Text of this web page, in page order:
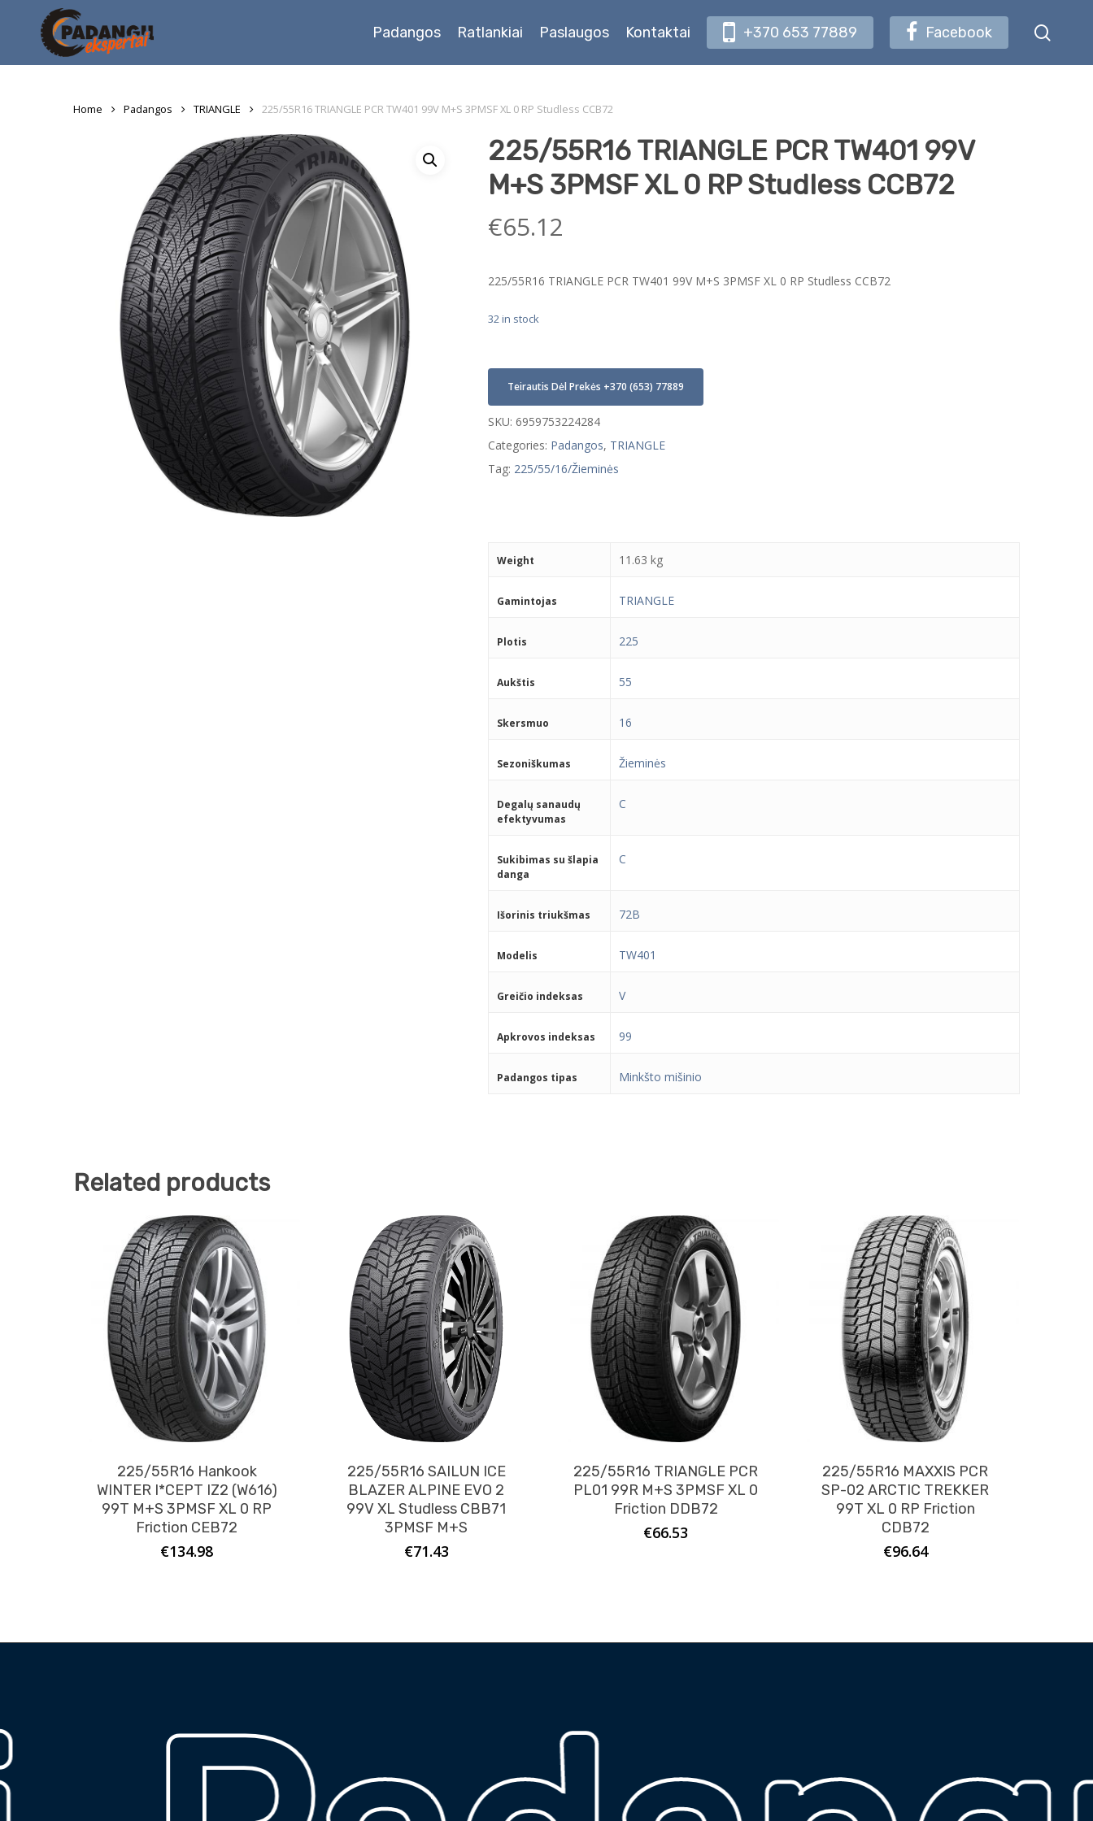
Padangos Ratlankiai Paslaugos Kontaktai +370 653 77889 Facebook
Home Padangos TRIANGLE 225/55R16 TRIANGLE PCR TW401 99V M+S 3PMSF XL 0 RP Studless CCB72
225/55R16 TRIANGLE PCR TW401 99V
M+S 3PMSF XL 0 RP Studless CCB72
€65.12
225/55R16 TRIANGLE PCR TW401 99V M+S 3PMSF XL 0 RP Studless CCB72
32 in stock
Teirautis Dėl Prekės +370 (653) 77889
SKU: 6959753224284
Categories: Padangos, TRIANGLE
Tag: 225/55/16/Žieminės
Weight 11.63 kg
Gamintojas TRIANGLE
Plotis 225
Aukštis 55
Skersmuo 16
Sezoniškumas Žieminės
Degalų sanaudų
efektyvumas
C
Sukibimas su šlapia
danga
C
Išorinis triukšmas 72B
Modelis TW401
Greičio indeksas V
Apkrovos indeksas 99
Padangos tipas Minkšto mišinio
Related products
225/55R16 Hankook
WINTER I*CEPT IZ2 (W616)
99T M+S 3PMSF XL 0 RP
Friction CEB72
€134.98
225/55R16 SAILUN ICE
BLAZER ALPINE EVO 2
99V XL Studless CBB71
3PMSF M+S
€71.43
225/55R16 TRIANGLE PCR
PL01 99R M+S 3PMSF XL 0
Friction DDB72
€66.53
225/55R16 MAXXIS PCR
SP-02 ARCTIC TREKKER
99T XL 0 RP Friction
CDB72
€96.64